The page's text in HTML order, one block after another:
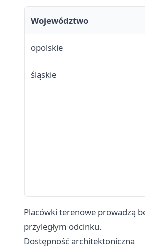
Województwo
opolskie
śląskie
Placówki terenowe prowadzą
przyległym odcinku.
Dostępność architektoniczna